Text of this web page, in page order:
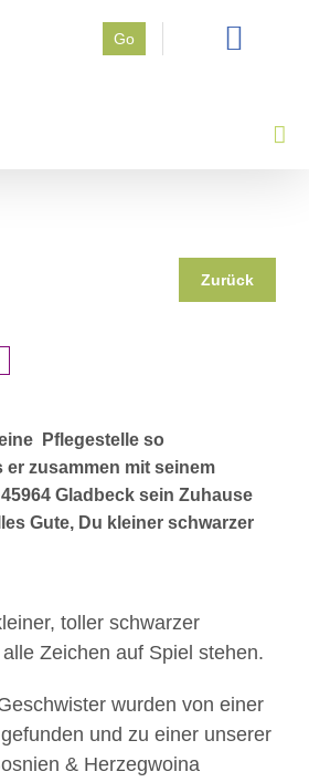
Go
Zurück
Pflegestelle so
er zusammen mit seinem
Gladbeck sein Zuhause
Gute, Du kleiner schwarzer
toller schwarzer
Zeichen auf Spiel stehen.
wurden von einer
und zu einer unserer
& Herzegwoina